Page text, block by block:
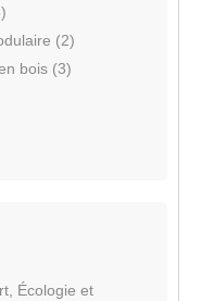
(2)
bois (3)
Écologie et